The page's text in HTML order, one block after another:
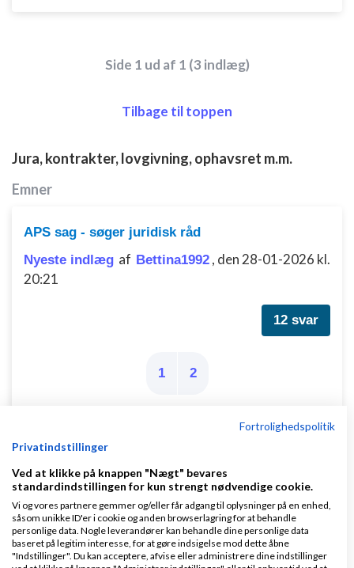
Side 1 ud af 1 (3 indlæg)
Tilbage til toppen
Jura, kontrakter, lovgivning, ophavsret m.m.
Emner
APS sag - søger juridisk råd
Nyeste indlæg af Bettina1992 , den 28-01-2026 kl.
20:21
12 svar
1 2
Har fået en opkrævning på 3800 kr for et billede
jeg ikke måtte benytte!
Nyeste indlægafJakob Kvorning ,den 07-02-
2020 kl. 16:17
32 svar
Fortrolighedspolitik
Privatindstillinger
Ved at klikke på knappen "Nægt" bevares
standardindstillingen for kun strengt nødvendige cookie.
Vi og vores partnere gemmer og/eller får adgang til oplysninger på en enhed,
såsom unikke ID'er i cookie og anden browserlagring for at behandle
personlige data. Nogle leverandører kan behandle dine personlige data
baseret på legitim interesse, for at gøre indsigelse mod dette åbne
"Indstillinger". Du kan acceptere, afvise eller administrere dine indstillinger